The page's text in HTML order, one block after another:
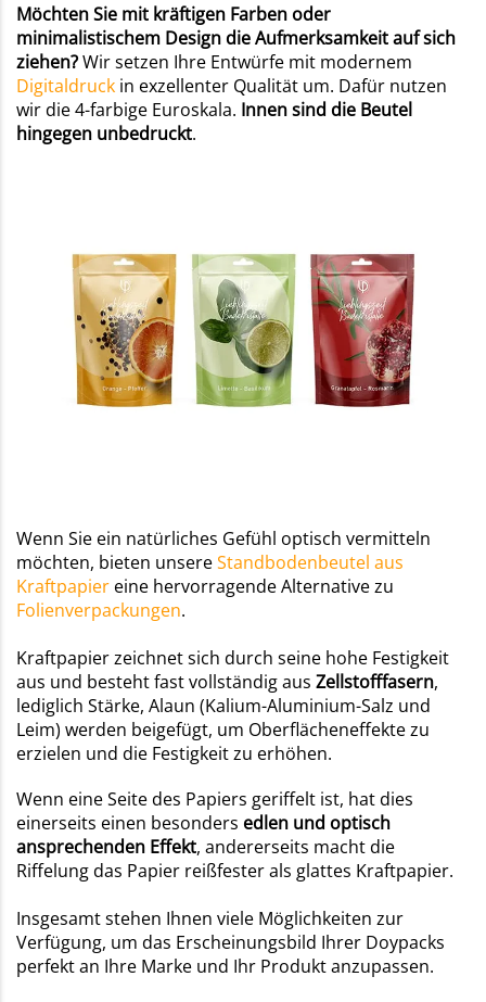
Möchten Sie mit kräftigen Farben oder
minimalistischem Design die Aufmerksamkeit auf sich
ziehen?Wir setzen Ihre Entwürfe mit modernem
Digitaldruck in exzellenter Qualität um. Dafür nutzen
wir die 4-farbige Euroskala. Innen sind die Beutel
hingegen unbedruckt.
Wenn Sie ein natürliches Gefühl optisch vermitteln
möchten, bieten unsereStandbodenbeutel aus
Kraftpapier eine hervorragende Alternative zu
Folienverpackungen.
Kraftpapier zeichnet sich durch seine hohe Festigkeit
aus und besteht fast vollständig aus Zellstofffasern,
lediglich Stärke, Alaun (Kalium-Aluminium-Salz und
Leim) werden beigefügt, um Oberflächeneffekte zu
erzielen und die Festigkeit zu erhöhen.
Wenn eine Seite des Papiers geriffelt ist, hat dies
einerseits einen besonders edlen und optisch
ansprechenden Effekt, andererseits macht die
Riffelung das Papier reißfester als glattes Kraftpapier.
Insgesamt stehen Ihnen viele Möglichkeiten zur
Verfügung, um das Erscheinungsbild Ihrer Doypacks
perfekt an Ihre Marke und Ihr Produkt anzupassen.